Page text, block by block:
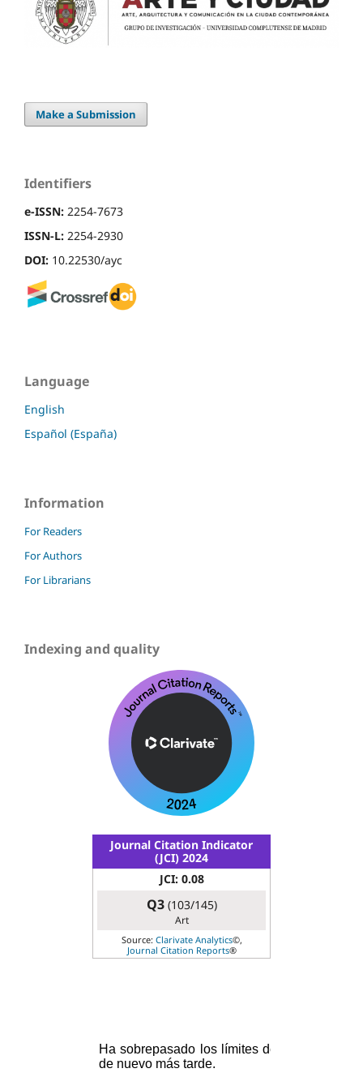
Make a Submission
Identifiers
e-ISSN: 2254-7673
ISSN-L: 2254-2930
DOI: 10.22530/ayc
Language
English
Español (España)
Information
For Readers
For Authors
For Librarians
Indexing and quality
Journal Citation Indicator
(JCI) 2024
JCI: 0.08
Q3(103/145)
Art
Source: Clarivate Analytics©,
Journal Citation Reports®